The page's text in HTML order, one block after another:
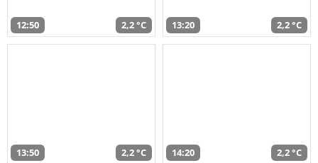
12:50 2,2 °C 13:20 2,2 °C
13:50 2,2 °C 14:20 2,2 °C